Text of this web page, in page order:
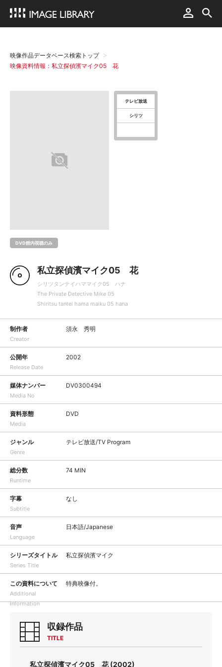
映像作品データベース検索トップ
映像資料情報：私立探偵濱マイク05 花
DVD館内視聴のみ
テレビ放送
シリツ
私立探偵濱マイク05 花
シリツタンテイハママイク05 ハナ
The Private Detective Mike 05
Shiritsu tantei hama maiku 05 hana
制作者
Creator
須永 秀明
公開年
Release Date
2002
媒体ナンバー
Media No
DV0300494
資料形態
Media
DVD
ジャンル
Genre
テレビ放送/TV Program
総分数
Runtime
74 MIN
字幕
Subtitle
なし
音声
Language
日本語/Japanese
シリーズタイトル
Series Title
私立探偵濱マイク
この資料について
Additional
Information
特典映像付。
収録作品
TITLE
私立探偵濱マイク05 花 (2002)